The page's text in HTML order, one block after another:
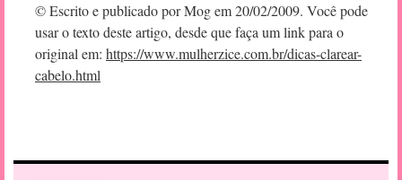
© Escrito e publicado por Mog em 20/02/2009. Você pode
usar o texto deste artigo, desde que faça um link para o
original em: https://www.mulherzice.com.br/dicas-clarear-
cabelo.html